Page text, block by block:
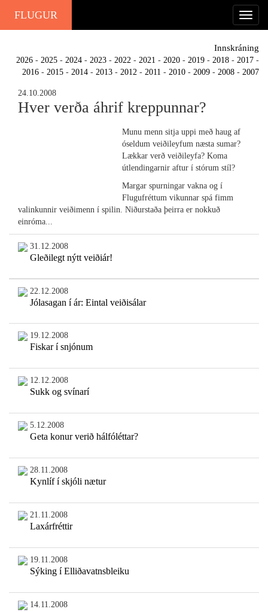
FLUGUR
Innskráning
2026 - 2025 - 2024 - 2023 - 2022 - 2021 - 2020 - 2019 - 2018 - 2017 -
2016 - 2015 - 2014 - 2013 - 2012 - 2011 - 2010 - 2009 - 2008 - 2007
24.10.2008
Hver verða áhrif kreppunnar?
Munu menn sitja uppi með haug af
óseldum veiðileyfum næsta sumar?
Lækkar verð veiðileyfa? Koma
útlendingarnir aftur í stórum stíl?
Margar spurningar vakna og í
Flugufréttum vikunnar spá fimm
valinkunnir veiðimenn í spilin. Niðurstaða þeirra er nokkuð
einróma...
31.12.2008
Gleðilegt nýtt veiðiár!
22.12.2008
Jólasagan í ár: Eintal veiðisálar
19.12.2008
Fiskar í snjónum
12.12.2008
Sukk og svínarí
5.12.2008
Geta konur verið hálfóléttar?
28.11.2008
Kynlíf í skjóli nætur
21.11.2008
Laxárfréttir
19.11.2008
Sýking í Elliðavatnsbleiku
14.11.2008